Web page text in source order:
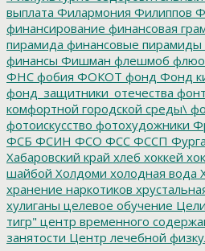
выплата Филармония Филиппов
финансирование финансовая
пирамида финансовые пирамиды
финансы Фишман флешмоб
ФНС фобия ФОКОТ фонд Фонд
фонд_защитники_отечества
комфортной городской среды\
фотоискусство фотохудожники
ФСБ ФСИН ФСО ФСС ФССП
Хабаровский край хлеб хоккей
шайбой Холдоми холодная вода
хранение наркотиков
хулиганы целевое обучение
тигр" центр временного
занятости Центр лечебной